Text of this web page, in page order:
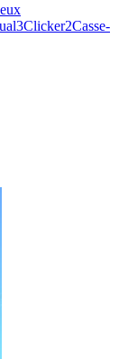
3Clicker2Casse-